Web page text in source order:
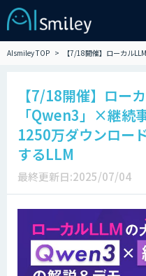
AIsmiley TOP 【7/18開催】ローカル
【7/18開催】ロー
「Qwen3」×継続
1250万ダウンロー
するLLM
最終更新日:2025/07/04